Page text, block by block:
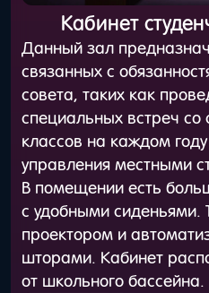
Кабинет
Данный зал
связанных с
совета, таких как
специальных встреч
классов на каждом
управления местными
В помещении есть
с удобными сиденьями.
проектором и
шторами. Кабинет
от школьного бассейна.